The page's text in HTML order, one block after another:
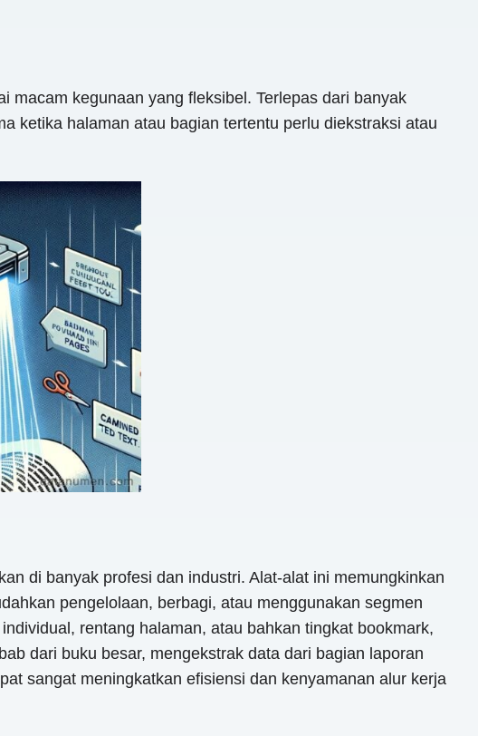
macam kegunaan yang fleksibel. Terlepas dari banyak
ketika halaman atau bagian tertentu perlu diekstraksi atau
di banyak profesi dan industri. Alat-alat ini memungkinkan
pengelolaan, berbagi, atau menggunakan segmen
rentang halaman, atau bahkan tingkat bookmark,
dari buku besar, mengekstrak data dari bagian laporan
sangat meningkatkan efisiensi dan kenyamanan alur kerja